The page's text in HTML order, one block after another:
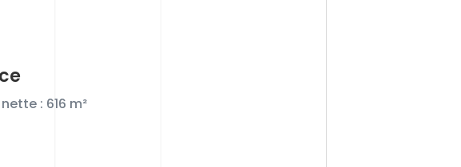
: 616 m²